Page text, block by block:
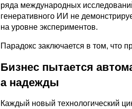
ряда международных
генеративного ИИ не
на уровне экспериментов.
Парадокс заключается в том, что
Бизнес пытается
а надежды
Каждый новый технологический